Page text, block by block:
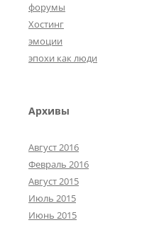
форумы
Хостинг
эмоции
эпохи как люди
Архивы
Август 2016
Февраль 2016
Август 2015
Июль 2015
Июнь 2015